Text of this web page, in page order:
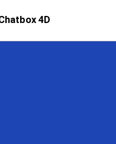
4D